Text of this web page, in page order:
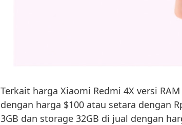
Terkait harga Xiaomi Redmi 4X versi
dengan harga $100 atau setara dengan
3GB dan storage 32GB di jual dengan